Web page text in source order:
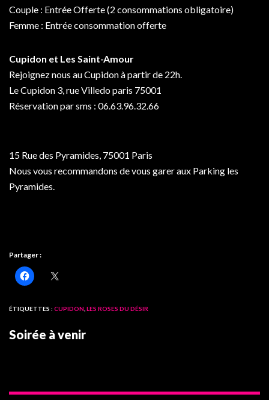
Couple : Entrée Offerte (2 consommations obligatoire)
Femme : Entrée consommation offerte
Cupidon et Les Saint-Amour
Rejoignez nous au Cupidon à partir de 22h.
Le Cupidon 3, rue Villedo paris 75001
Réservation par sms : 06.63.96.32.66
15 Rue des Pyramides, 75001 Paris
Nous vous recommandons de vous garer aux Parking les
Pyramides.
Partager :
ÉTIQUETTES : CUPIDON LES ROSES DU DÉSIR
Soirée à venir